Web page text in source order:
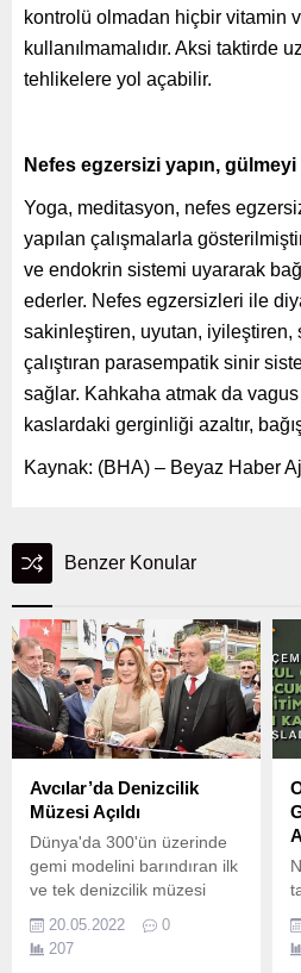
kontrolü olmadan hiçbir vitamin
kullanılmamalıdır. Aksi taktirde
tehlikelere yol açabilir.
Nefes egzersizi yapın,
Yoga, meditasyon, nefes
yapılan çalışmalarla
ve endokrin sistemi uyararak
ederler. Nefes egzersizleri ile
sakinleştiren, uyutan, iyileştiren,
çalıştıran parasempatik sinir
sağlar. Kahkaha atmak da
kaslardaki gerginliği azaltır,
Kaynak: (BHA) – Beyaz Haber
Benzer Konular
Avcılar’da Denizcilik
Müzesi Açıldı
Dünya'da 300'ün üzerinde
gemi modelini barındıran ilk
ve tek denizcilik müzesi
20.05.2022
0
207